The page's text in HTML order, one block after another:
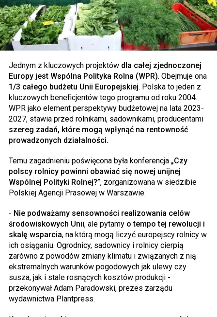
Jednym z kluczowych projektów dla całej zjednoczonej
Europy jest Wspólna Polityka Rolna (WPR). Obejmuje ona
1/3 całego budżetu Unii Europejskiej. Polska to jeden z
kluczowych beneficjentów tego programu od roku 2004.
WPR jako element perspektywy budżetowej na lata 2023-
2027, stawia przed rolnikami, sadownikami, producentami
szereg zadań, które mogą wpłynąć na rentowność
prowadzonych działalności.
Temu zagadnieniu poświęcona była konferencja „Czy
polscy rolnicy powinni obawiać się nowej unijnej
Wspólnej Polityki Rolnej?”, zorganizowana w siedzibie
Polskiej Agencji Prasowej w Warszawie.
- Nie podważamy sensowności realizowania celów
środowiskowych Unii, ale pytamy o tempo tej rewolucji i
skalę wsparcia, na którą mogą liczyć europejscy rolnicy w
ich osiąganiu. Ogrodnicy, sadownicy i rolnicy cierpią
zarówno z powodów zmiany klimatu i związanych z nią
ekstremalnych warunków pogodowych jak ulewy czy
susza, jak i stale rosnących kosztów produkcji -
przekonywał Adam Paradowski, prezes zarządu
wydawnictwa Plantpress.